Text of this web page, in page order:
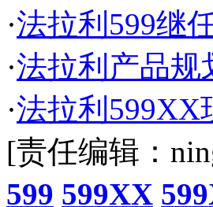
·法拉利599继
·法拉利产品规
·法拉利599XX
[责任编辑：
599 599XX